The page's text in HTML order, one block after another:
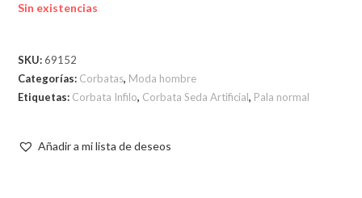
Sin existencias
SKU:69152
Categorías: Corbatas, Moda hombre
Etiquetas: Corbata Infilo, Corbata Seda Artificial, Pala normal
Añadir a mi lista de deseos